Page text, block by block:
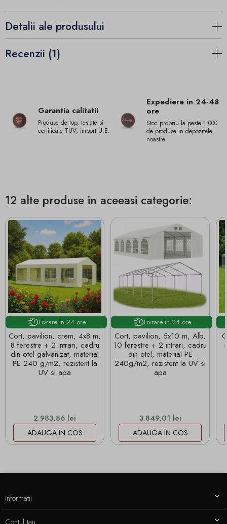
Detalii ale produsului
Recenzii (1)
Garantia calitatii
Produse de top, testate si
certificate TUV, import U.E.
Expediere in 24-48
ore
Stoc propriu la peste 1.000
de produse in depozitele
noastre
12 alte produse in aceeasi categorie:
Livrare in 24 ore
Cort, pavilion, crem, 4x8 m,
8 ferestre + 2 intrari, cadru
din otel galvanizat, material
PE 240 g/m2, rezistent la
UV si apa
Pret
2.983,86 lei
ADAUGA IN COS
Livrare in 24 ore
Cort, pavilion, 5x10 m, Alb,
10 ferestre + 2 intrari, cadru
din otel, material PE
240g/m2, rezistent la UV si
apa
Pret
3.849,01 lei
ADAUGA IN COS
Informatii